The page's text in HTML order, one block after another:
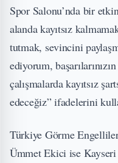
Spor Salonu’nda bir
alanda kayıtsız
tutmak, sevincini
ediyorum,
çalışmalarda kayıtsız
edeceğiz” ifadelerini
Türkiye Görme
Ümmet Ekici ise